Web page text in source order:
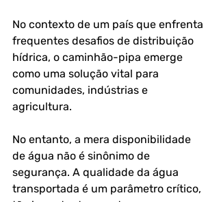
No contexto de um país que enfrenta
frequentes desafios de distribuição
hídrica, o caminhão-pipa emerge
como uma solução vital para
comunidades, indústrias e
agricultura.
No entanto, a mera disponibilidade
de água não é sinônimo de
segurança. A qualidade da água
transportada é um parâmetro crítico,